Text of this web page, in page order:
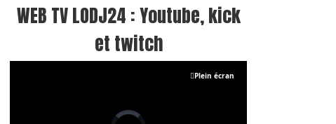
WEB TV LODJ24 : Youtube, kick
et twitch
Plein écran